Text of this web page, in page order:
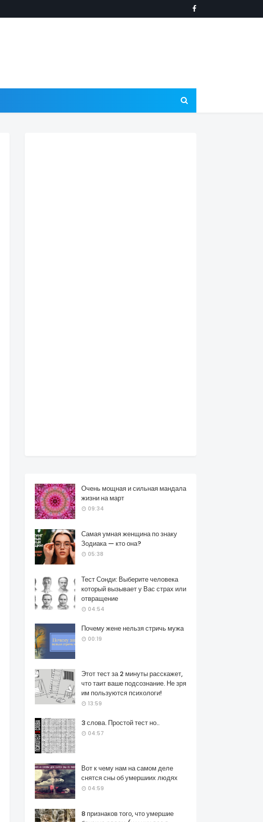
Очень мощная и сильная мандала
жизни на март
09:34
Самая умная женщина по знаку
Зодиака — кто она?
05:38
Тест Сонди: Выберите человека
который вызывает у Вас страх или
отвращение
04:54
Почему жене нельзя стричь мужа
00:19
Этот тест за 2 минуты расскажет,
что таит ваше подсознание. Не зря
им пользуются психологи!
13:59
3 слова. Простой тест но..
04:57
Вот к чему нам на самом деле
снятся сны об умершиих людях
04:59
8 признаков того, что умершие